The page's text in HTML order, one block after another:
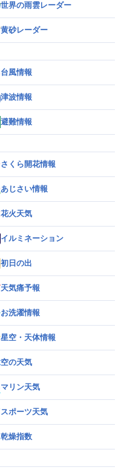
世界の雨雲レーダー
黄砂レーダー
台風情報
津波情報
避難情報
さくら開花情報
あじさい情報
花火天気
イルミネーション
初日の出
天気痛予報
お洗濯情報
星空・天体情報
空の天気
マリン天気
スポーツ天気
乾燥指数